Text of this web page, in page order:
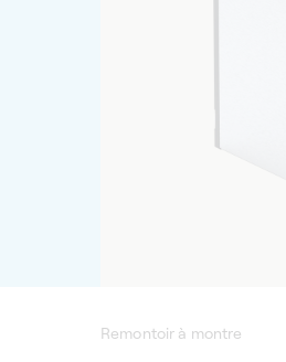
Remontoir à montre